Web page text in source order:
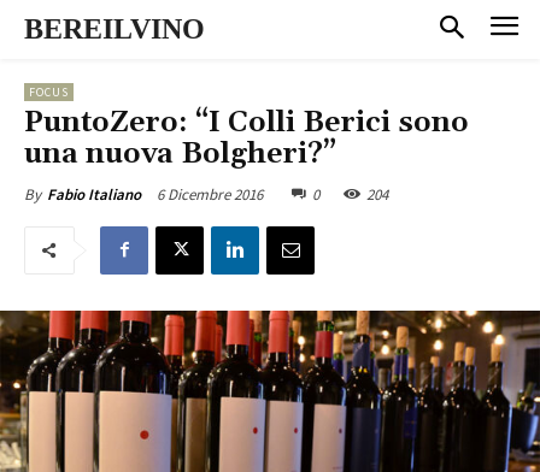
BEREILVINO
FOCUS
PuntoZero: “I Colli Berici sono
una nuova Bolgheri?”
By Fabio Italiano 6 Dicembre 2016 0 204